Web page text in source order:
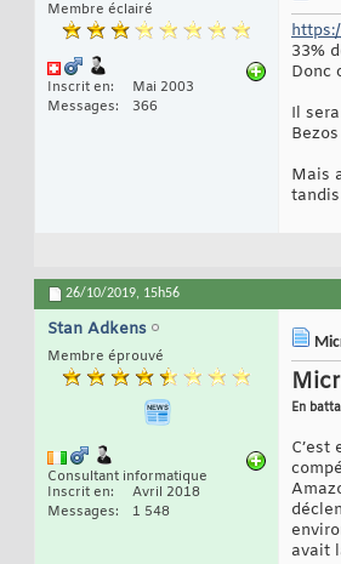
Membre éclairé
Inscrit en
Mai 2003
Messages
366
33%
Donc
Il
Mais
26/10/2019, 15h56
Stan Adkens
Membre éprouvé
Consultant informatique
Inscrit en
Avril 2018
Messages
1 548
En
avait